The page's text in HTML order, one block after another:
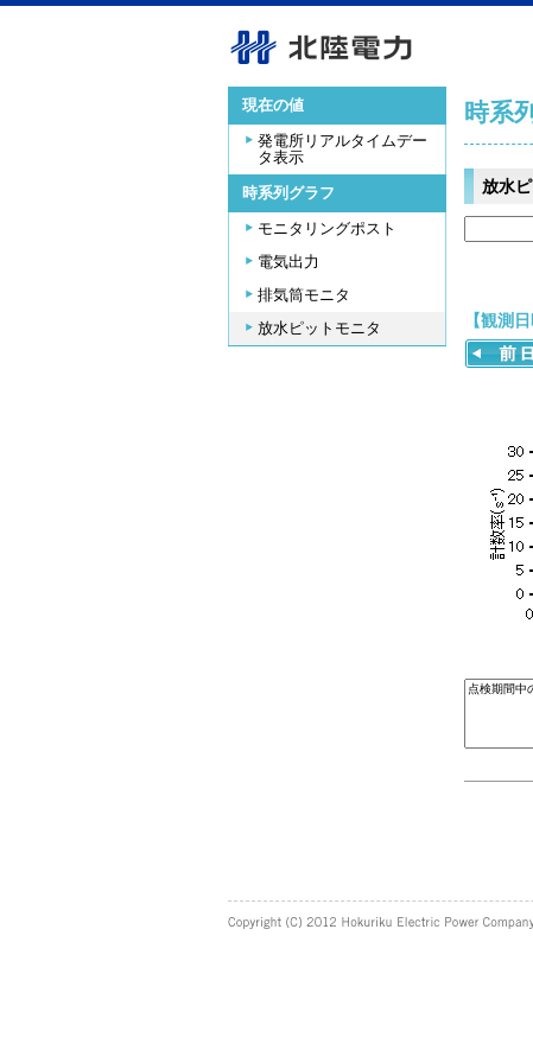
現在の値
発電所リアルタイムデー
タ表示
時系列グラフ
モニタリングポスト
電気出力
排気筒モニタ
放水ピットモニタ
時系
放水
【観測